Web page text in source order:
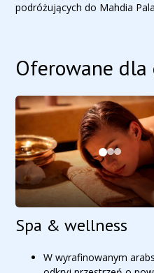
podróżujących do Mahdia
Oferowane dla
Spa & wellness
W wyrafinowanym